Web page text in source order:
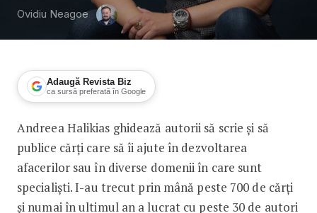
Ovidiu Neagoe
Adaugă Revista Biz
ca sursă preferată în Google
Andreea Halikias: „Am generat
Andreea Halikias ghidează autorii să scrie și să
publice cărți care să îi ajute în dezvoltarea
afacerilor sau în diverse domenii în care sunt
specialiști. I-au trecut prin mână peste 700 de cărți
și numai în ultimul an a lucrat cu peste 30 de autori